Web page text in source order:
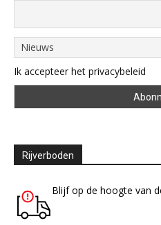
Ik accepteer het privacybeleid
Rijverboden
Blijf op de hoogte van